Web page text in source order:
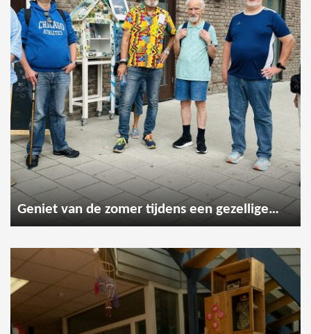
Geniet van de zomer tijdens een gezellige wandeling